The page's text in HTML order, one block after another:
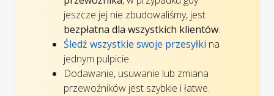
jeszcze jej nie zbudowaliśmy, jest
bezpłatna dla wszystkich klientów.
Śledź wszystkie swoje przesyłki na
jednym pulpicie.
Dodawanie, usuwanie lub zmiana
przewoźników jest szybkie i łatwe.